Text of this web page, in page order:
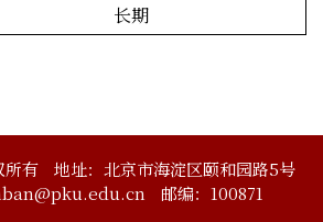
长期
所有
地址：北京市海淀区颐和园路5号
邮编：100871